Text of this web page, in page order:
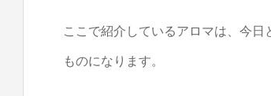
ここで紹介しているアロマは、今
ものになります。